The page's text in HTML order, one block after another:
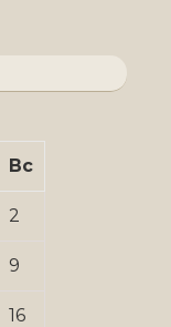
Вс
2
9
16